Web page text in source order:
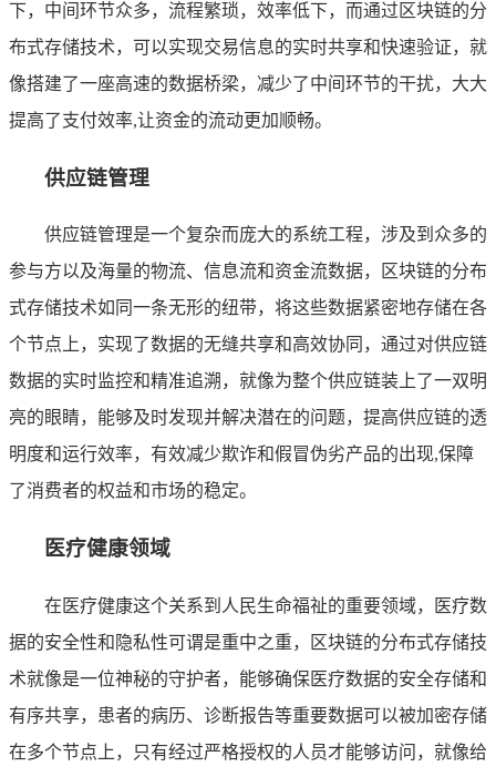
下，中间环节众多，流程繁琐，效率低下，而通过区块链的分
布式存储技术，可以实现交易信息的实时共享和快速验证，就
像搭建了一座高速的数据桥梁，减少了中间环节的干扰，大大
提高了支付效率,让资金的流动更加顺畅。
供应链管理
供应链管理是一个复杂而庞大的系统工程，涉及到众多的
参与方以及海量的物流、信息流和资金流数据，区块链的分布
式存储技术如同一条无形的纽带，将这些数据紧密地存储在各
个节点上，实现了数据的无缝共享和高效协同，通过对供应链
数据的实时监控和精准追溯，就像为整个供应链装上了一双明
亮的眼睛，能够及时发现并解决潜在的问题，提高供应链的透
明度和运行效率，有效减少欺诈和假冒伪劣产品的出现,保障
了消费者的权益和市场的稳定。
医疗健康领域
在医疗健康这个关系到人民生命福祉的重要领域，医疗数
据的安全性和隐私性可谓是重中之重，区块链的分布式存储技
术就像是一位神秘的守护者，能够确保医疗数据的安全存储和
有序共享，患者的病历、诊断报告等重要数据可以被加密存储
在多个节点上，只有经过严格授权的人员才能够访问，就像给